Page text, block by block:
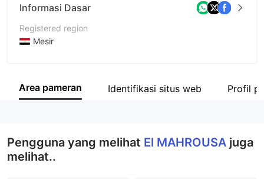
Informasi Dasar
Registered region
Mesir
Nama perusahaan
Area pameran Identifikasi situs web Profil
Pengguna yang melihat El MAHROUSA juga
melihat..